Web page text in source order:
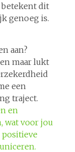
betekent dit
genoeg is.
aan?
maar lukt
een
traject.
en
wat voor jou